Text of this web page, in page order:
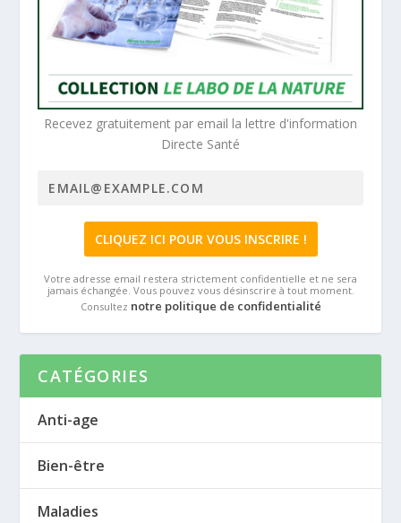
Recevez gratuitement par email la lettre d'information
Directe Santé
Votre adresse email restera strictement confidentielle et ne sera
jamais échangée. Vous pouvez vous désinscrire à tout moment.
Consultez notre politique de confidentialité
CATÉGORIES
Anti-age
Bien-être
Maladies